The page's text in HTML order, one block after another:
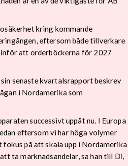
kring kommande
eftersom både tillverkare
inför att orderböckerna för 2027
senaste kvartalsrapport beskrev
i Nordamerika som
successivt uppåt nu. I Europa
eftersom vi har höga volymer
fokus på att skala upp i Nordamerika
ta marknadsandelar, sa han till Di,